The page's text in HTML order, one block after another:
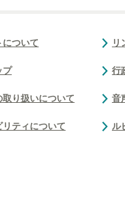
について
プ
取り扱いについて
リティについて
リ
行
音
ル